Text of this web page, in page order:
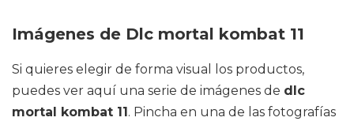
Imágenes de Dlc mortal kombat 11
Si quieres elegir de forma visual los productos,
puedes ver aquí una serie de imágenes de dlc
mortal kombat 11 . Pincha en una de las fotografías